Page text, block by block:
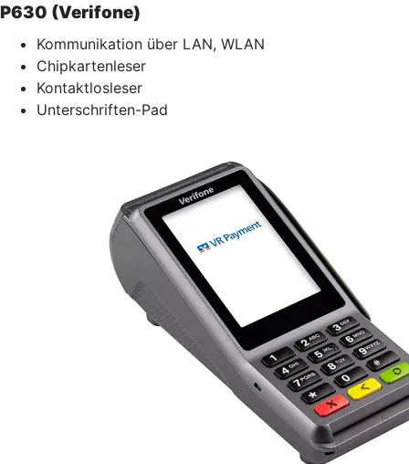
P630 (Verifone)
Kommunikation über LAN, WLAN
Chipkartenleser
Kontaktlosleser
Unterschriften-Pad